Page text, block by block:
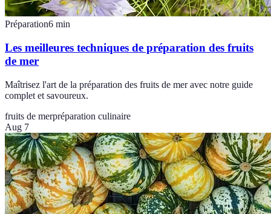
Préparation6 min
Les meilleures techniques de préparation des fruits
de mer
Maîtrisez l'art de la préparation des fruits de mer avec notre guide
complet et savoureux.
fruits de merpréparation culinaire
Aug 7